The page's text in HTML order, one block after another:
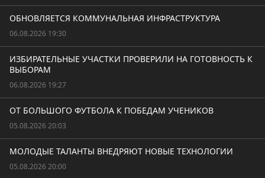
ОБНОВЛЯЕТСЯ КОММУНАЛЬНАЯ ИНФРАСТРУКТУРА
06.08.2026 19:30
ИЗБИРАТЕЛЬНЫЕ УЧАСТКИ ПРОВЕРИЛИ НА ГОТОВНОСТЬ К
ВЫБОРАМ
06.08.2026 19:27
ОТ БОЛЬШОГО ФУТБОЛА К ПОБЕДАМ УЧЕНИКОВ
05.08.2026 20:03
МОЛОДЫЕ ТАЛАНТЫ ВНЕДРЯЮТ НОВЫЕ ТЕХНОЛОГИИ
05.08.2026 20:00